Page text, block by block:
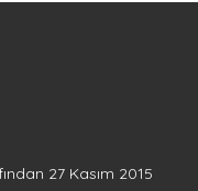
27 Kasım 2015